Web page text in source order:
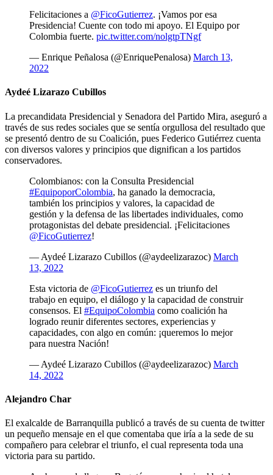
Felicitaciones a @FicoGutierrez. ¡Vamos por esa
Presidencia! Cuente con todo mi apoyo. El Equipo por
Colombia fuerte. pic.twitter.com/nolgtpTNgf
— Enrique Peñalosa (@EnriquePenalosa) March 13,
2022
Aydeé Lizarazo Cubillos
La precandidata Presidencial y Senadora del Partido Mira, aseguró a
través de sus redes sociales que se sentía orgullosa del resultado que
se presentó dentro de su Coalición, pues Federico Gutiérrez cuenta
con diversos valores y principios que dignifican a los partidos
conservadores.
Colombianos: con la Consulta Presidencial
#EquipoporColombia, ha ganado la democracia,
también los principios y valores, la capacidad de
gestión y la defensa de las libertades individuales, como
protagonistas del debate presidencial. ¡Felicitaciones
@FicoGutierrez!
— Aydeé Lizarazo Cubillos (@aydeelizarazoc) March
13, 2022
Esta victoria de @FicoGutierrez es un triunfo del
trabajo en equipo, el diálogo y la capacidad de construir
consensos. El #EquipoColombia como coalición ha
logrado reunir diferentes sectores, experiencias y
capacidades, con algo en común: ¡queremos lo mejor
para nuestra Nación!
— Aydeé Lizarazo Cubillos (@aydeelizarazoc) March
14, 2022
Alejandro Char
El exalcalde de Barranquilla publicó a través de su cuenta de twitter
un pequeño mensaje en el que comentaba que iría a la sede de su
compañero para celebrar el triunfo, el cual representa toda una
victoria para su partido.